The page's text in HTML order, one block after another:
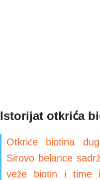
Istorijat otkrića
Otkriće biotina
Sirovo belance
veže biotin i time